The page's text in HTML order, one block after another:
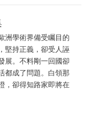
洲學術界備受矚目的
堅持正義，卻受人誣
展。不料剛一回國卻
都成了問題。白領那
，卻得知路家即將在